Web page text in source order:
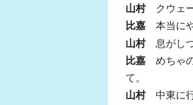
山村クウェー
比嘉 本当に
山村息がしづ
比嘉 めちゃ
て。
山村中東に行